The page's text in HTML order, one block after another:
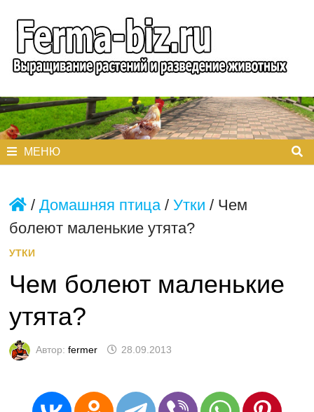
содержимому
МЕНЮ
/ Домашняя птица/ Утки / Чем
болеют маленькие утята?
УТКИ
Чем болеют маленькие
утята?
Автор: fermer 28.09.2013